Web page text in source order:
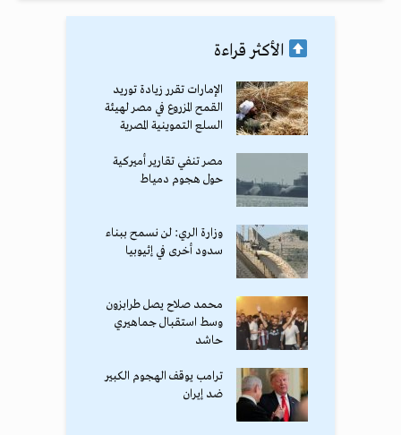
الأكثر قراءة
الإمارات تقرر زيادة توريد
القمح المزروع في مصر لهيئة
السلع التموينية المصرية
مصر تنفي تقارير أميركية
حول هجوم دمياط
وزارة الري: لن نسمح ببناء
سدود أخرى في إثيوبيا
محمد صلاح يصل طرابزون
وسط استقبال جماهيري
حاشد
ترامب يوقف الهجوم الكبير
ضد إيران